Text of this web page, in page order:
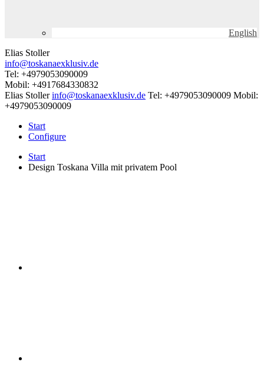
English
Elias Stoller
info@toskanaexklusiv.de
Tel: +4979053090009
Mobil: +4917684330832
Elias Stoller info@toskanaexklusiv.de Tel: +4979053090009 Mobil:
+4979053090009
Start
Configure
Start
Design Toskana Villa mit privatem Pool